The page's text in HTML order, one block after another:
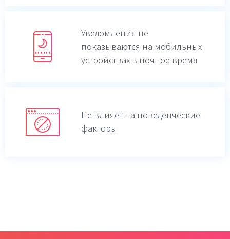
Уведомления не
показываются на мобильных
устройствах в ночное время
Не влияет на поведенческие
факторы